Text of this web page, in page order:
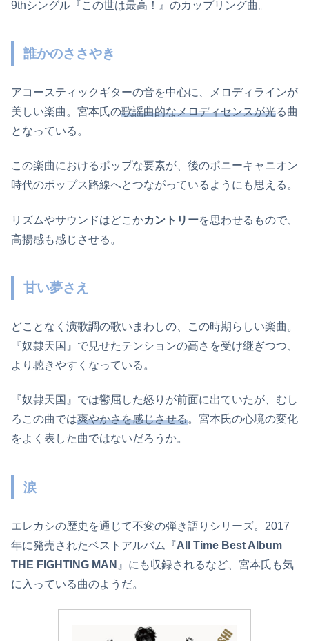
9thシングル『この世は最高！』のカップリング曲。
誰かのささやき
アコースティックギターの音を中心に、メロディラインが
美しい楽曲。宮本氏の歌謡曲的なメロディセンスが光る曲
となっている。
この楽曲におけるポップな要素が、後のポニーキャニオン
時代のポップス路線へとつながっているようにも思える。
リズムやサウンドはどこかカントリーを思わせるもので、
高揚感も感じさせる。
甘い夢さえ
どことなく演歌調の歌いまわしの、この時期らしい楽曲。
『奴隷天国』で見せたテンションの高さを受け継ぎつつ、
より聴きやすくなっている。
『奴隷天国』では鬱屈した怒りが前面に出ていたが、むし
ろこの曲では爽やかさを感じさせる。宮本氏の心境の変化
をよく表した曲ではないだろうか。
涙
エレカシの歴史を通じて不変の弾き語りシリーズ。2017
年に発売されたベストアルバム『All Time Best Album
THE FIGHTING MAN 』にも収録されるなど、宮本氏も気
に入っている曲のようだ。